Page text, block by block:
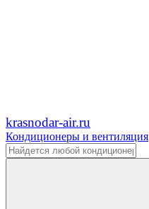
krasnodar-air.ru
Кондиционеры и вентиляция